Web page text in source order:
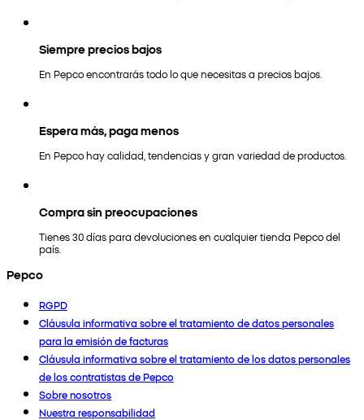
Siempre precios bajos
En Pepco encontrarás todo lo que necesitas a precios bajos.
Espera más, paga menos
En Pepco hay calidad, tendencias y gran variedad de productos.
Compra sin preocupaciones
Tienes 30 días para devoluciones en cualquier tienda Pepco del
país.
Pepco
RGPD
Cláusula informativa sobre el tratamiento de datos personales
para la emisión de facturas
Cláusula informativa sobre el tratamiento de los datos personales
de los contratistas de Pepco
Sobre nosotros
Nuestra responsabilidad